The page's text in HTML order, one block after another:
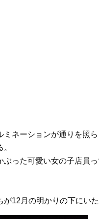
ミネーションが通りを照
ぶった可愛い女の子店員
12月の明かりの下にいた